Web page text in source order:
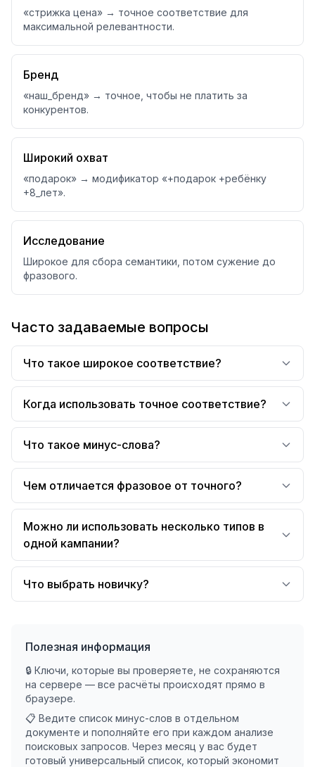
«стрижка цена» → точное соответствие для
максимальной релевантности.
Бренд
«наш_бренд» → точное, чтобы не платить за
конкурентов.
Широкий охват
«подарок» → модификатор «+подарок +ребёнку
+8_лет».
Исследование
Широкое для сбора семантики, потом сужение до
фразового.
Часто задаваемые вопросы
Что такое широкое соответствие?
Когда использовать точное соответствие?
Что такое минус-слова?
Чем отличается фразовое от точного?
Можно ли использовать несколько типов в
одной кампании?
Что выбрать новичку?
Полезная информация
🔒 Ключи, которые вы проверяете, не сохраняются
на сервере — все расчёты происходят прямо в
браузере.
📋 Ведите список минус-слов в отдельном
документе и пополняйте его при каждом анализе
поисковых запросов. Через месяц у вас будет
готовый универсальный список, который экономит